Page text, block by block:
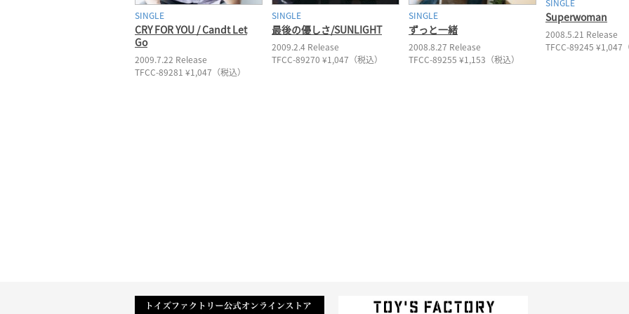
SINGLE
CRY FOR YOU / Candt Let
Go
2009.7.22 Release
TFCC-89281 ¥1,047（税込）
SINGLE
最後の優しさ/SUNLIGHT
2009.2.4 Release
TFCC-89270 ¥1,047（税込）
SINGLE
ずっと一緒
2008.8.27 Release
TFCC-89255 ¥1,153（税込）
SINGLE
Superwoman
2008.5.21 Release
TFCC-89245 ¥1,047